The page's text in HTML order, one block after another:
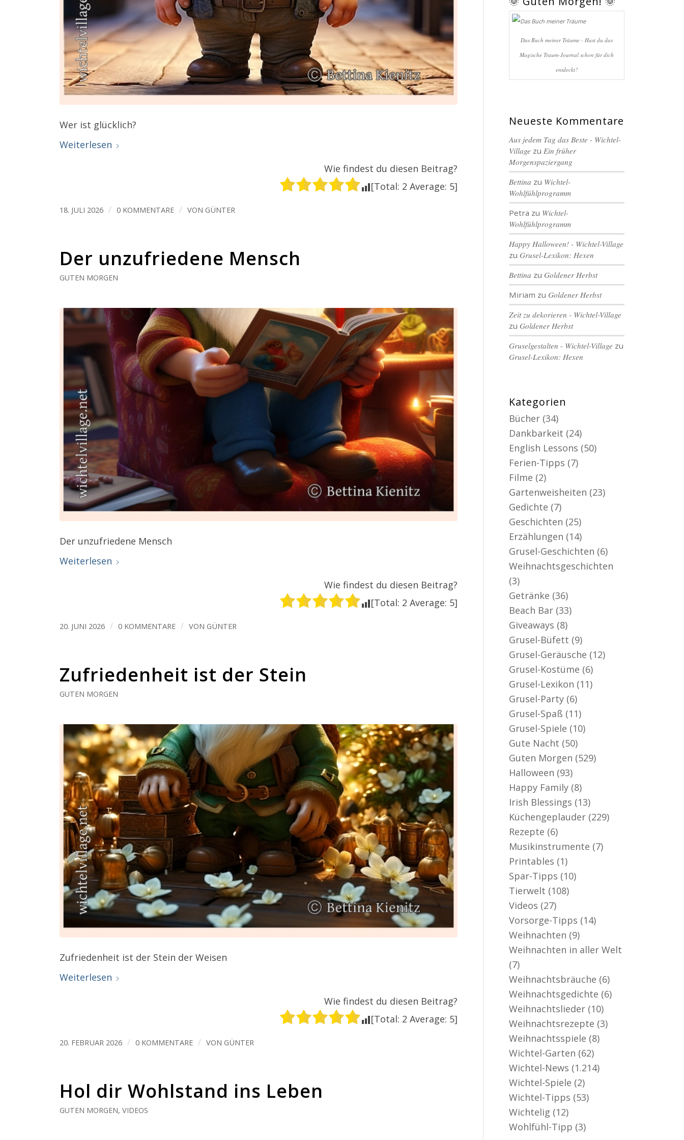
Wer ist glücklich?
Weiterlesen
Wie findest du diesen Beitrag?
[Total: 2 Average: 5]
18. JULI 2026 / 0 KOMMENTARE / VONGÜNTER
Der unzufriedene Mensch
GUTEN MORGEN
Der unzufriedene Mensch
Weiterlesen
Wie findest du diesen Beitrag?
[Total: 2 Average: 5]
20. JUNI 2026 / 0 KOMMENTARE / VONGÜNTER
Zufriedenheit ist der Stein
GUTEN MORGEN
Zufriedenheit ist der Stein der Weisen
Weiterlesen
Wie findest du diesen Beitrag?
[Total: 2 Average: 5]
20. FEBRUAR 2026 / 0 KOMMENTARE / VONGÜNTER
Hol dir Wohlstand ins Leben
GUTEN MORGEN,VIDEOS
Das Buch meiner Träume - Hast du das
Magische Traum-Journal schon für dich
entdeckt?
Neueste Kommentare
Aus jedem Tag das Beste - Wichtel-
Village zu Ein früher
Morgenspaziergang
Bettina zu Wichtel-
Wohlfühlprogramm
Petra zu Wichtel-
Wohlfühlprogramm
Happy Halloween! - Wichtel-Village
zuGrusel-Lexikon: Hexen
Bettina zuGoldener Herbst
Miriam zuGoldener Herbst
Zeit zu dekorieren - Wichtel-Village
zuGoldener Herbst
Gruselgestalten - Wichtel-Village zu
Grusel-Lexikon: Hexen
Kategorien
Bücher (34)
Dankbarkeit (24)
English Lessons (50)
Ferien-Tipps (7)
Filme (2)
Gartenweisheiten (23)
Gedichte (7)
Geschichten (25)
Erzählungen (14)
Grusel-Geschichten (6)
Weihnachtsgeschichten
(3)
Getränke (36)
Beach Bar (33)
Giveaways (8)
Grusel-Büfett (9)
Grusel-Geräusche (12)
Grusel-Kostüme (6)
Grusel-Lexikon (11)
Grusel-Party (6)
Grusel-Spaß (11)
Grusel-Spiele (10)
Gute Nacht (50)
Guten Morgen (529)
Halloween (93)
Happy Family (8)
Irish Blessings (13)
Küchengeplauder (229)
Rezepte (6)
Musikinstrumente (7)
Printables (1)
Spar-Tipps (10)
Tierwelt (108)
Videos (27)
Vorsorge-Tipps (14)
Weihnachten (9)
Weihnachten in aller Welt
(7)
Weihnachtsbräuche (6)
Weihnachtsgedichte (6)
Weihnachtslieder (10)
Weihnachtsrezepte (3)
Weihnachtsspiele (8)
Wichtel-Garten (62)
Wichtel-News (1.214)
Wichtel-Spiele (2)
Wichtel-Tipps (53)
Wichtelig (12)
Wohlfühl-Tipp (3)